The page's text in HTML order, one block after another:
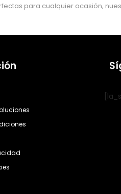
para cualquier ocasión,